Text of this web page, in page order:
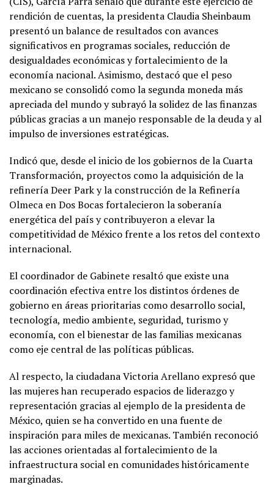
rendición de cuentas, la presidenta Claudia Sheinbaum
presentó un balance de resultados con avances
significativos en programas sociales, reducción de
desigualdades económicas y fortalecimiento de la
economía nacional. Asimismo, destacó que el peso
mexicano se consolidó como la segunda moneda más
apreciada del mundo y subrayó la solidez de las finanzas
públicas gracias a un manejo responsable de la deuda y al
impulso de inversiones estratégicas.
Indicó que, desde el inicio de los gobiernos de la Cuarta
Transformación, proyectos como la adquisición de la
refinería Deer Park y la construcción de la Refinería
Olmeca en Dos Bocas fortalecieron la soberanía
energética del país y contribuyeron a elevar la
competitividad de México frente a los retos del contexto
internacional.
El coordinador de Gabinete resaltó que existe una
coordinación efectiva entre los distintos órdenes de
gobierno en áreas prioritarias como desarrollo social,
tecnología, medio ambiente, seguridad, turismo y
economía, con el bienestar de las familias mexicanas
como eje central de las políticas públicas.
Al respecto, la ciudadana Victoria Arellano expresó que
las mujeres han recuperado espacios de liderazgo y
representación gracias al ejemplo de la presidenta de
México, quien se ha convertido en una fuente de
inspiración para miles de mexicanas. También reconoció
las acciones orientadas al fortalecimiento de la
infraestructura social en comunidades históricamente
marginadas.